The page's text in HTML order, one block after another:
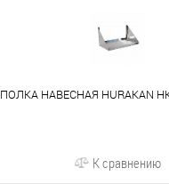
ПОЛКА НАВЕСНАЯ HURAKAN
К сравнению